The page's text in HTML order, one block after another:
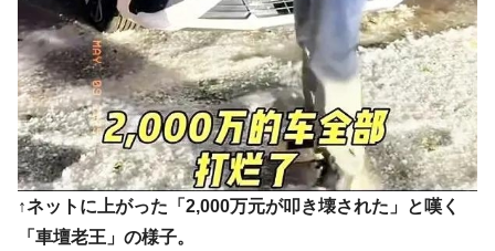
↑ネットに上がった「2,000万元が叩き壊された」と嘆く
「車壇老王」の様子。